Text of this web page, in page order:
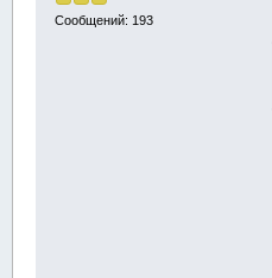
Сообщений: 193